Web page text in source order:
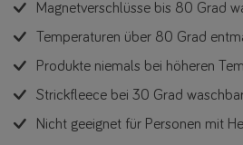
Magnetverschlüsse bis 80 Grad
Temperaturen über 80 Grad
Produkte niemals bei höheren
Strickfleece bei 30 Grad
Nicht geeignet für Personen mit